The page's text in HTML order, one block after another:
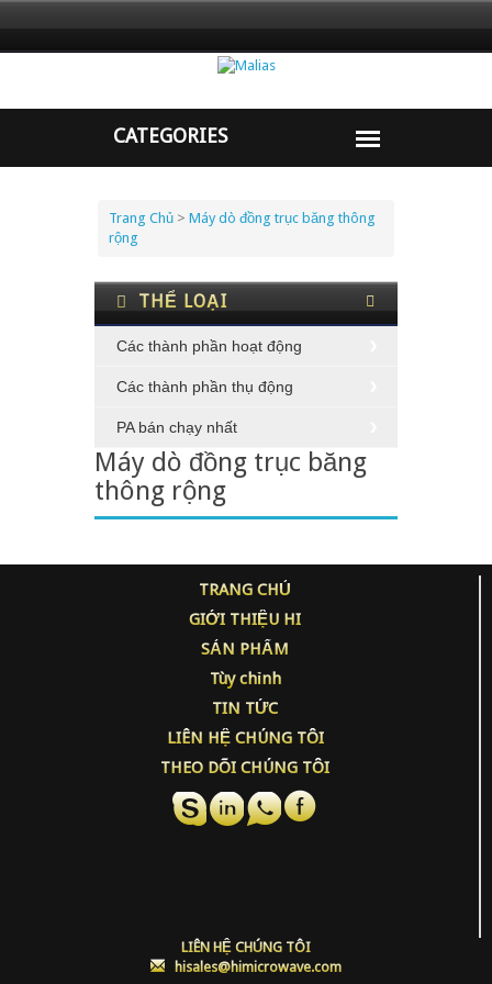
Trang Chủ > Máy dò đồng trục băng thông
rộng
THỂ LOẠI
Các thành phần hoạt động
Các thành phần thụ động
PA bán chạy nhất
Máy dò đồng trục băng
thông rộng
TRANG CHỦ
GIỚI THIỆU HI
SẢN PHẨM
Tùy chỉnh
TIN TỨC
LIÊN HỆ CHÚNG TÔI
THEO DÕI CHÚNG TÔI
LIÊN HỆ CHÚNG TÔI
hisales@himicrowave.com